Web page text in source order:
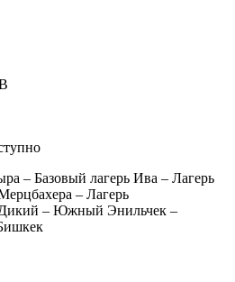
– Базовый лагерь Ива – Лагерь
– Лагерь
– Южный Энильчек –